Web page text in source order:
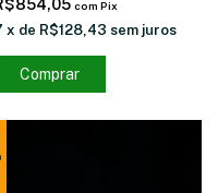
com Pix
x de R$128,43 sem juros
Comprar